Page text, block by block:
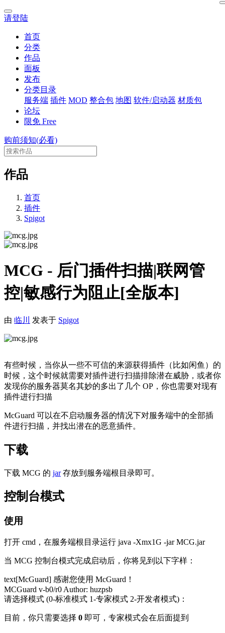
请登陆
首页
分类
作品
面板
发布
分类目录
服务端 插件 MOD 整合包 地图 软件/启动器 材质包
论坛
限免 Free
购前须知(必看)
作品
首页
插件
Spigot
MCG - 后门插件扫描|联网管
控|敏感行为阻止[全版本]
由 临川 发表于 Spigot
有些时候，当你从一些不可信的来源获得插件（比如闲鱼）的
时候，这个时候就需要对插件进行扫描排除潜在威胁，或者你
发现你的服务器莫名其妙的多出了几个 OP，你也需要对现有
插件进行扫描
McGuard 可以在不启动服务器的情况下对服务端中的全部插
件进行扫描，并找出潜在的恶意插件。
下载
下载 MCG 的 jar存放到服务端根目录即可。
控制台模式
使用
打开 cmd，在服务端根目录运行 java -Xmx1G -jar MCG.jar
当 MCG 控制台模式完成启动后，你将见到以下字样：
text[McGuard] 感谢您使用 McGuard！
MCGuard v-b0/r0 Author: huzpsb
请选择模式 (0-标准模式 1-专家模式 2-开发者模式)：
目前，你只需要选择 0 即可，专家模式会在后面提到